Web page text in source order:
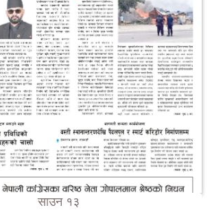
साउन १३